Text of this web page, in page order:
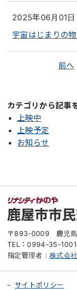
2025年06月01日
宇宙はじまりの
前へ
カテゴリから記事
上映中
上映予定
お知らせ
〒893-0009
鹿児
TEL：0994-35-1001
指定管理者： 株式会
サイトポリシー